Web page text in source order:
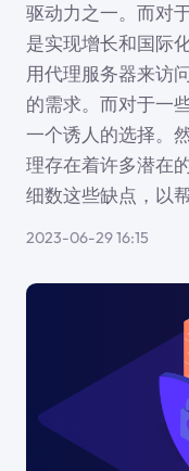
驱动力之一。而对
是实现增长和国际
用代理服务器来访
的需求。而对于一
一个诱人的选择。
理存在着许多潜在
细数这些缺点，以
2023-06-29 16:15